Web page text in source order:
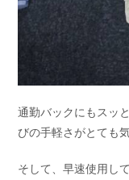
通勤バックにもスッ
びの手軽さがとても
そして、早速使用し